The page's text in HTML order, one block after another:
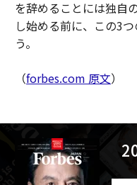
を辞めることには独自
し始める前に、この3
う。
（forbes.com 原文）